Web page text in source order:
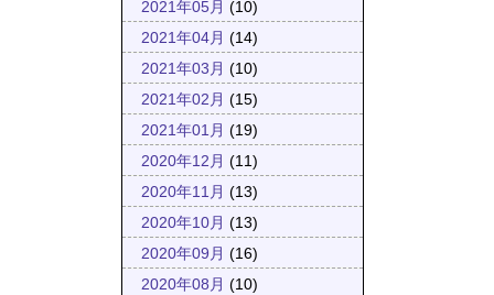
2021年05月 (10)
2021年04月 (14)
2021年03月 (10)
2021年02月 (15)
2021年01月 (19)
2020年12月 (11)
2020年11月 (13)
2020年10月 (13)
2020年09月 (16)
2020年08月 (10)